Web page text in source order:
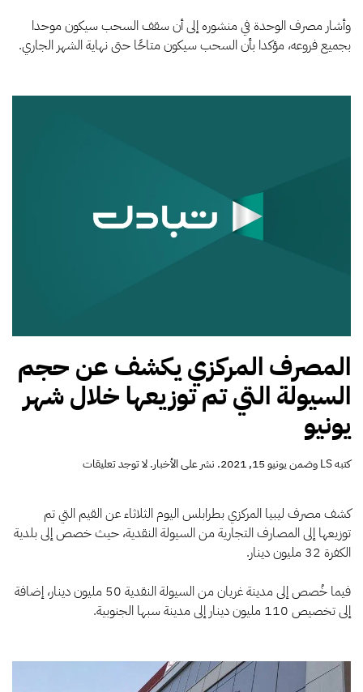
وأشار مصرف الوحدة في منشوره إلى أن سقف السحب سيكون موحدا
بجميع فروعه، مؤكدا بأن السحب سيكون متاحًا حتى نهاية الشهر الجاري.
المصرف المركزي يكشف عن حجم
السيولة التي تم توزيعها خلال شهر
يونيو
كتبهLSوضمنيونيو 15, 2021 . نشر علىالأخبار.لا توجد تعليقاتعلى
يكشف
عن
حجم
تم
توزيعها
كشف مصرف ليبيا المركزي بطرابلس اليوم الثلاثاء عن القيم التي تم
توزيعها إلى المصارف التجارية من السيولة النقدية، حيث خصص إلى بلدية
الكفرة 32 مليون دينار.
فيما خُصص إلى مدينة غريان من السيولة النقدية 50 مليون دينار، إضافة
إلى تخصيص 110 مليون دينار إلى مدينة سبها الجنوبية.